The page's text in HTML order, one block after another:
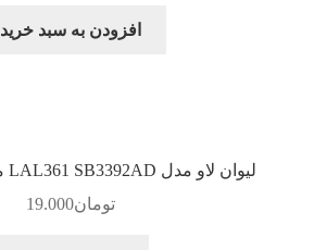
افزودن به سبد خرید
لیوان لاو مدل LAL361 SB3392AD مجموعه 3 عددی
تومان19.000